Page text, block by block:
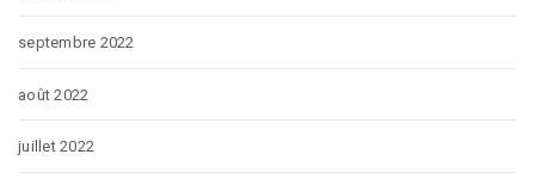
septembre 2022
août 2022
juillet 2022